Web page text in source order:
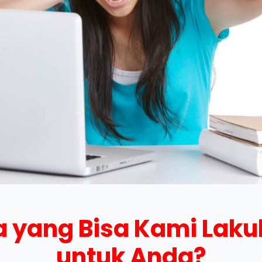
yang Bisa Kami